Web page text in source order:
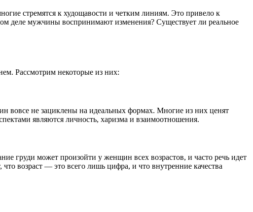
стремятся к худощавости и четким линиям. Это привело к
деле мужчины воспринимают изменения? Существует ли реальное
Рассмотрим некоторые из них:
вовсе не зациклены на идеальных формах. Многие из них ценят
являются личность, харизма и взаимоотношения.
груди может произойти у женщин всех возрастов, и часто речь идет
возраст — это всего лишь цифра, и что внутренние качества